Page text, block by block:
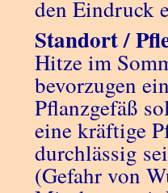
den Eindruck
Standort /
Hitze im
bevorzugen
Pflanzgefäß
eine kräftige
durchlässig
(Gefahr von